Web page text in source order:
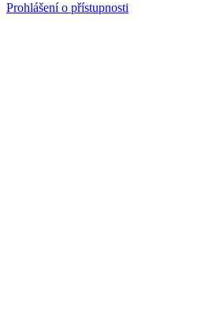
Prohlášení o přístupnosti